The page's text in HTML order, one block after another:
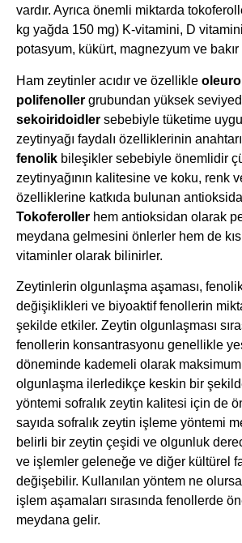
vardır. Ayrıca önemli miktarda
kg yağda 150 mg) K-vitamini, D
potasyum, kükürt, magnezyum ve bakır
Ham zeytinler acıdır ve özellikle
polifenoller grubundan yüksek
sekoiridoidler sebebiyle tüketime
zeytinyağı faydalı özelliklerinin
fenolik bileşikler sebebiyle önemlidir
zeytinyağının kalitesine ve koku, renk
özelliklerine katkıda bulunan
Tokoferoller hem antioksidan olarak
meydana gelmesini önlerler hem de
vitaminler olarak bilinirler.
Zeytinlerin olgunlaşma aşaması,
değişiklikleri ve biyoaktif fenollerin
şekilde etkiler. Zeytin olgunlaşması
fenollerin konsantrasyonu genellikle
döneminde kademeli olarak
olgunlaşma ilerledikçe keskin bir
yöntemi sofralık zeytin kalitesi için de
sayıda sofralık zeytin işleme yöntemi
belirli bir zeytin çeşidi ve olgunluk
ve işlemler geleneğe ve diğer kültürel
değişebilir. Kullanılan yöntem ne
işlem aşamaları sırasında fenollerde
meydana gelir.